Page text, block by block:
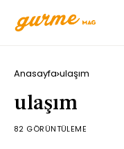
Anasayfa ulaşım
ulaşım
82 GÖRÜNTÜLEME